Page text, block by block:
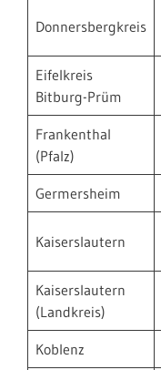
Donnersbergkreis
Eifelkreis
Bitburg-Prüm
Frankenthal
(Pfalz)
Germersheim
Kaiserslautern
Kaiserslautern
(Landkreis)
Koblenz